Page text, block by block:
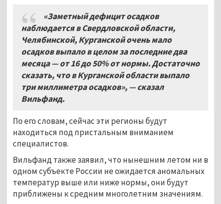
«Заметный дефицит осадков
наблюдается в Свердловской области,
Челябинской, Курганской очень мало
осадков выпало в целом за последние два
месяца — от 16 до 50% от нормы. Достаточно
сказать, что в Курганской области выпало
три миллиметра осадков», — сказал
Вильфанд.
По его словам, сейчас эти регионы будут
находиться под пристальным вниманием
специалистов.
Вильфанд также заявил, что нынешним летом ни в
одном субъекте России не ожидается аномальных
температур выше или ниже нормы, они будут
приближены к средним многолетним значениям.